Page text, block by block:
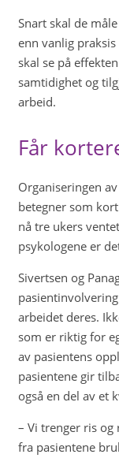
Snart skal de
enn vanlig
skal se på
samtidighet og
arbeid.
Får
Organiseringen
betegner som
nå tre ukers
psykologene er
Sivertsen og
arbeidet deres.
som er riktig for
av pasientens
pasientene gir
også en del av et
– Vi trenger ris og
fra pasientene